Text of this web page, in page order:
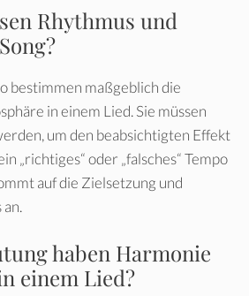
Rhythmus und
bestimmen maßgeblich die
in einem Lied. Sie müssen
um den beabsichtigten Effekt
„richtiges“ oder „falsches“ Tempo
auf die Zielsetzung und
haben Harmonie
einem Lied?